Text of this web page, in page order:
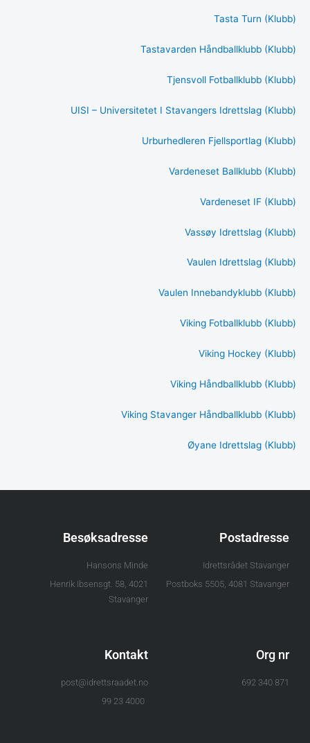
Tasta Turn (Klubb)
Tastavarden Håndballklubb (Klubb)
Tjensvoll Fotballklubb (Klubb)
UISI – Universitetet I Stavangers Idrettslag (Klubb)
Urburhedleren Fjellsportlag (Klubb)
Vardeneset Ballklubb (Klubb)
Vardeneset IF (Klubb)
Vassøy Idrettslag (Klubb)
Vaulen Idrettslag (Klubb)
Vaulen Innebandyklubb (Klubb)
Viking Fotballklubb (Klubb)
Viking Hockey (Klubb)
Viking Håndballklubb (Klubb)
Viking Stavanger Håndballklubb (Klubb)
Øyane Idrettslag (Klubb)
Postadresse
Idrettsrådet Stavanger
Postboks 5505, 4081 Stavanger
Besøksadresse
Hansons Minde
Henrik Ibsensgt. 58, 4021
Stavanger
Org nr
871 340 692
Kontakt
post@idrettsraadet.no
4000 23 99